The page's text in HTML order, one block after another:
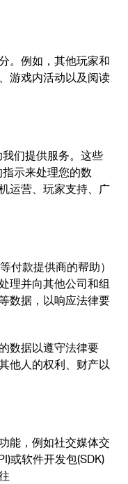
。例如，其他玩家和
游戏内活动以及阅读
们提供服务。这些
示来处理您的数
运营、玩家支持、广
付款提供商的帮助）
理并向其他公司和组
数据，以响应法律要
数据以遵守法律要
他人的权利、财产以
能，例如社交媒体交
或软件开发包(SDK)